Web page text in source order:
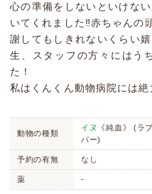
心の準備をしないといけな
いてくれました‼️赤ちゃん
謝してもしきれないくらい
生、スタッフの方々にはう
た！
私はくんくん動物病院には
動物の種類
イヌ
《純血》 (ラ
バー)
予約の有無 なし
薬 -